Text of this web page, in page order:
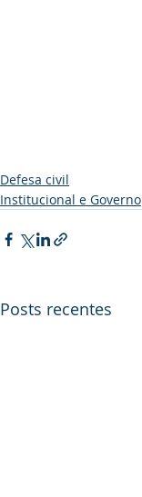
Defesa civil
Institucional e Governo
Posts recentes